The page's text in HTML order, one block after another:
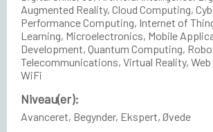
Augmented Reality, Cloud Computing,
Performance Computing, Internet of
Learning, Microelectronics, Mobile
Development, Quantum Computing,
Telecommunications, Virtual Reality,
WiFi
Niveau(er):
Avanceret, Begynder, Ekspert, Øvede